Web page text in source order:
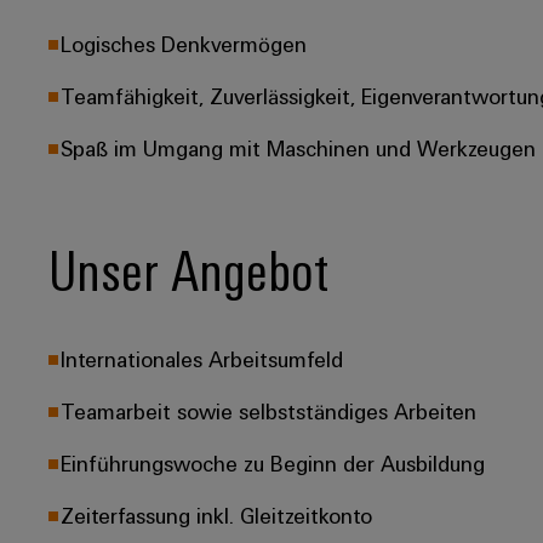
Logisches Denkvermögen
Teamfähigkeit, Zuverlässigkeit,
Spaß im Umgang mit Maschinen und Werkzeugen
Unser Angebot
Internationales Arbeitsumfeld
Teamarbeit sowie selbstständiges Arbeiten
Einführungswoche zu Beginn der Ausbildung
Zeiterfassung inkl. Gleitzeitkonto